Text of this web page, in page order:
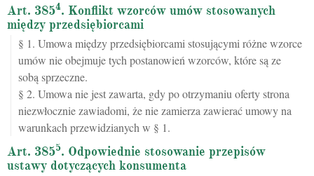
Art. 3854. Konflikt wzorców umów stosowanych
między przedsiębiorcami
§ 1. Umowa między przedsiębiorcami stosującymi różne wzorce
umów nie obejmuje tych postanowień wzorców, które są ze
sobą sprzeczne.
§ 2. Umowa nie jest zawarta, gdy po otrzymaniu oferty strona
niezwłocznie zawiadomi, że nie zamierza zawierać umowy na
warunkach przewidzianych w § 1.
Art. 3855. Odpowiednie stosowanie przepisów
ustawy dotyczących konsumenta